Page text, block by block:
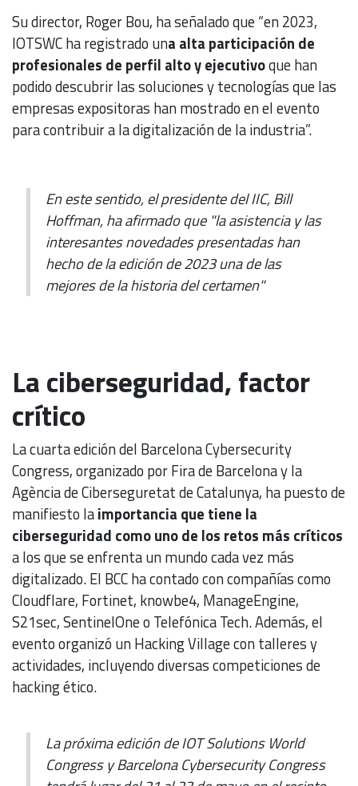
Su director, Roger Bou, ha señalado que “en 2023,
IOTSWC ha registrado una alta participación de
profesionales de perfil alto y ejecutivoque han
podido descubrir las soluciones y tecnologías que las
empresas expositoras han mostrado en el evento
para contribuir a la digitalización de la industria”.
En este sentido, el presidente del IIC, Bill
Hoffman, ha afirmado que "la asistencia y las
interesantes novedades presentadas han
hecho de la edición de 2023 una de las
mejores de la historia del certamen"
La ciberseguridad, factor
crítico
La cuarta edición del Barcelona Cybersecurity
Congress, organizado por Fira de Barcelona y la
Agència de Ciberseguretat de Catalunya, ha puesto de
manifiesto laimportancia que tiene la
ciberseguridad como uno de los retos más críticos
a los que se enfrenta un mundo cada vez más
digitalizado. El BCC ha contado con compañías como
Cloudflare, Fortinet, knowbe4, ManageEngine,
S21sec, SentinelOne o Telefónica Tech. Además, el
evento organizó un Hacking Village con talleres y
actividades, incluyendo diversas competiciones de
hacking ético.
La próxima edición de IOT Solutions World
Congress y Barcelona Cybersecurity Congress